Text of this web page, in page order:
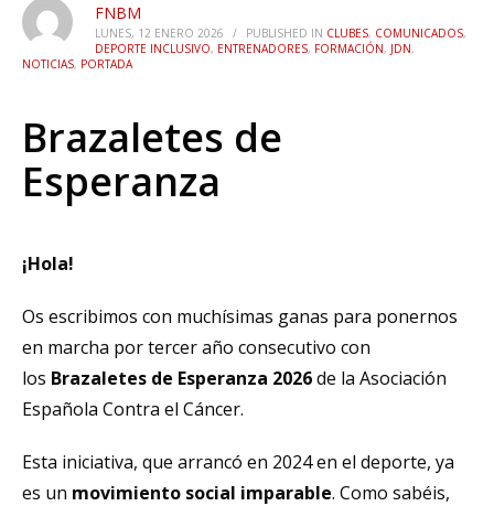
FNBM
LUNES, 12 ENERO 2026 / PUBLISHED IN CLUBES, COMUNICADOS,
DEPORTE INCLUSIVO, ENTRENADORES, FORMACIÓN, JDN,
NOTICIAS, PORTADA
Brazaletes de
Esperanza
¡Hola!
Os escribimos con muchísimas ganas para ponernos
en marcha por tercer año consecutivo con
los Brazaletes de Esperanza 2026de la Asociación
Española Contra el Cáncer.
Esta iniciativa, que arrancó en 2024 en el deporte, ya
es un movimiento social imparable. Como sabéis,